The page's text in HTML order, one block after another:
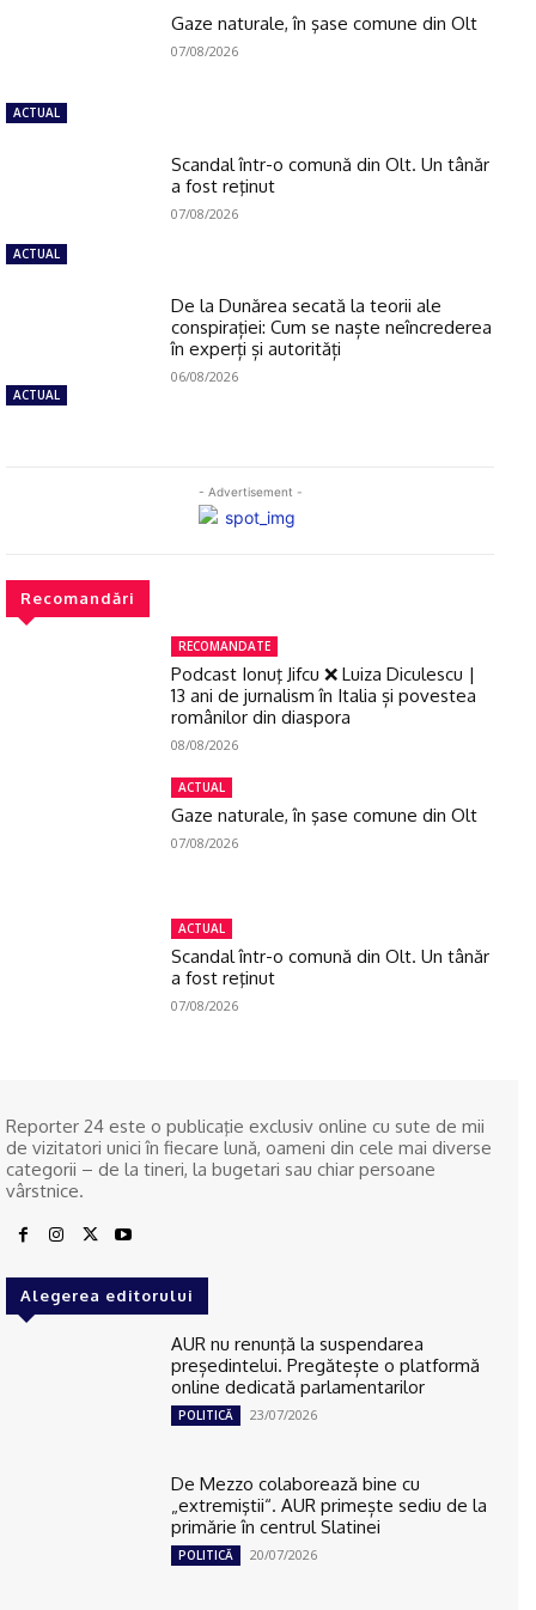
ACTUAL
Gaze naturale, în şase comune din Olt
07/08/2026
ACTUAL
Scandal într-o comună din Olt. Un tânăr
a fost reţinut
07/08/2026
ACTUAL
De la Dunărea secată la teorii ale
conspirației: Cum se naște neîncrederea
în experți și autorități
06/08/2026
- Advertisement -
Recomandări
RECOMANDATE
Podcast Ionuţ Jifcu ❌ Luiza Diculescu |
13 ani de jurnalism în Italia și povestea
românilor din diaspora
08/08/2026
ACTUAL
Gaze naturale, în şase comune din Olt
07/08/2026
ACTUAL
Scandal într-o comună din Olt. Un tânăr
a fost reţinut
07/08/2026
Reporter 24 este o publicaţie exclusiv online cu sute de mii
de vizitatori unici în fiecare lună, oameni din cele mai diverse
categorii – de la tineri, la bugetari sau chiar persoane
vârstnice.
Alegerea editorului
AUR nu renunţă la suspendarea
președintelui. Pregătește o platformă
online dedicată parlamentarilor
POLITICĂ 23/07/2026
De Mezzo colaborează bine cu
„extremiştii“. AUR primește sediu de la
primărie în centrul Slatinei
POLITICĂ 20/07/2026